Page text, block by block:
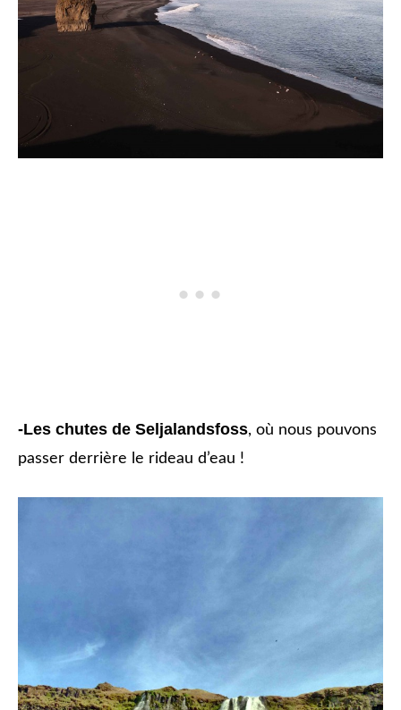
-Les chutes de Seljalandsfoss, où nous pouvons
passer derrière le rideau d’eau !